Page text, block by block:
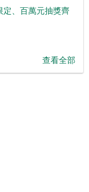
、百萬元抽獎齊
查看全部